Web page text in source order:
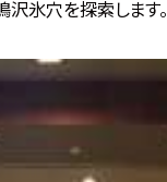
沢氷穴を探索します。